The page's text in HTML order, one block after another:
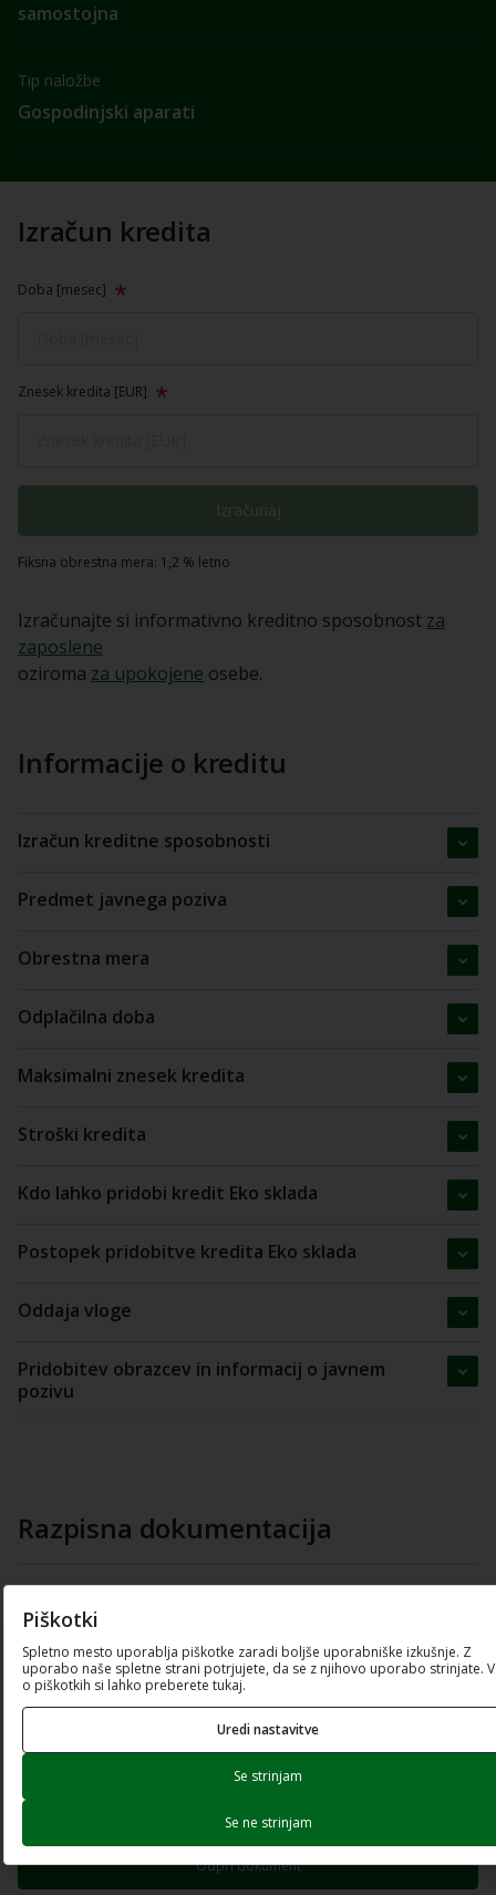
samostojna
Tip naložbe
Gospodinjski aparati
Izračun kredita
Doba [mesec]
Znesek kredita [EUR]
Izračunaj
Fiksna obrestna mera: 1,2 % letno
Izračunajte si informativno kreditno sposobnost za
zaposlene
oziroma za upokojene osebe.
Informacije o kreditu
Izračun kreditne sposobnosti
Predmet javnega poziva
Obrestna mera
Odplačilna doba
Maksimalni znesek kredita
Stroški kredita
Kdo lahko pridobi kredit Eko sklada
Postopek pridobitve kredita Eko sklada
Oddaja vloge
Pridobitev obrazcev in informacij o javnem
pozivu
Razpisna dokumentacija
PDF dokument (198.44 Kb)
Odpri dokument
Priloga 2 Dostop do osebnih podatkov
Odpri dokument
Piškotki
Spletno mesto uporablja piškotke zaradi boljše uporabniške izkušnje. Z
uporabo naše spletne strani potrjujete, da se z njihovo uporabo strinjate.
o piškotkih si lahko preberete tukaj.
Uredi nastavitve
Se strinjam
Se ne strinjam